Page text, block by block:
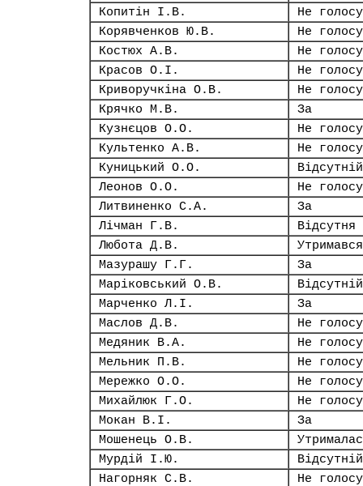
Копитін І.В.
Не
Корявченков Ю.В.
Не
Костюх А.В.
Не
Красов О.І.
Не
Криворучкіна О.В.
Не
Крячко М.В.
За
Кузнєцов О.О.
Не
Культенко А.В.
Не
Куницький О.О.
Відсутній
Леонов О.О.
Не
Литвиненко С.А.
За
Лічман Г.В.
Відсутня
Любота Д.В.
Утримався
Мазурашу Г.Г.
За
Маріковський О.В.
Відсутній
Марченко Л.І.
За
Маслов Д.В.
Не
Медяник В.А.
Не
Мельник П.В.
Не
Мережко О.О.
Не
Михайлюк Г.О.
Не
Мокан В.І.
За
Мошенець О.В.
Мурдій І.Ю.
Відсутній
Нагорняк С.В.
Не